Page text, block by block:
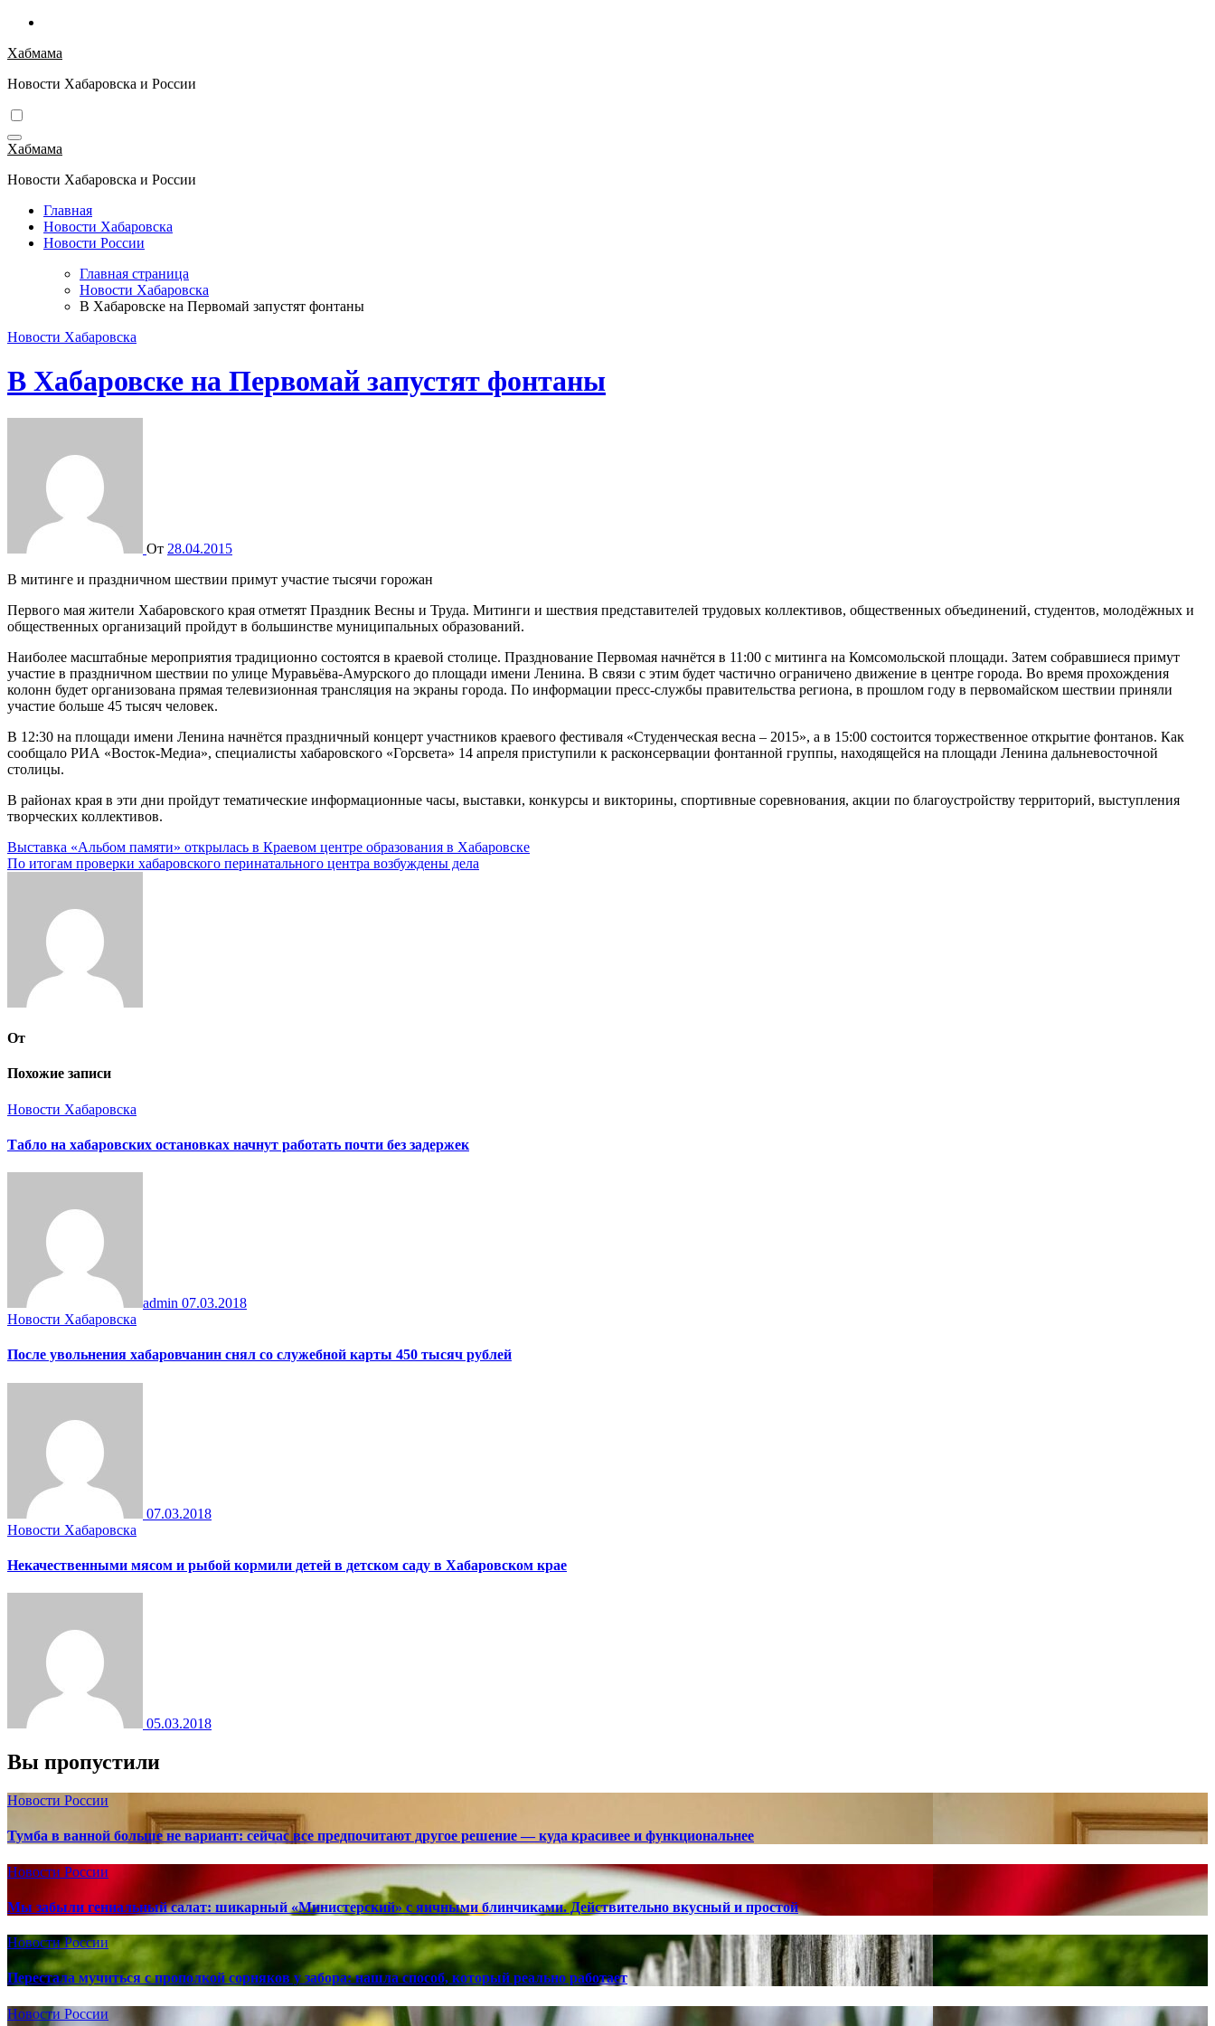
Перейти
содержимому
Хабмама
Новости Хабаровска и России
Хабмама
Новости Хабаровска и России
Главная
Новости Хабаровска
Новости России
Главная страница
Новости Хабаровска
В Хабаровске на Первомай запустят фонтаны
Новости Хабаровска
В Хабаровске на Первомай запустят фонтаны
От 28.04.2015
В митинге и праздничном шествии примут участие тысячи горожан
Первого мая жители Хабаровского края отметят Праздник Весны и Труда. Митинги и шествия представителей трудовых коллективов, общественных объединений, студентов, молодёжных и
общественных организаций пройдут в большинстве муниципальных образований.
Наиболее масштабные мероприятия традиционно состоятся в краевой столице. Празднование Первомая начнётся в 11:00 с митинга на Комсомольской площади. Затем собравшиеся примут
участие в праздничном шествии по улице Муравьёва-Амурского до площади имени Ленина. В связи с этим будет частично ограничено движение в центре города. Во время прохождения
колонн будет организована прямая телевизионная трансляция на экраны города. По информации пресс-службы правительства региона, в прошлом году в первомайском шествии приняли
участие больше 45 тысяч человек.
В 12:30 на площади имени Ленина начнётся праздничный концерт участников краевого фестиваля «Студенческая весна – 2015», а в 15:00 состоится торжественное открытие фонтанов. Как
сообщало РИА «Восток-Медиа», специалисты хабаровского «Горсвета» 14 апреля приступили к расконсервации фонтанной группы, находящейся на площади Ленина дальневосточной
столицы.
В районах края в эти дни пройдут тематические информационные часы, выставки, конкурсы и викторины, спортивные соревнования, акции по благоустройству территорий, выступления
творческих коллективов.
Навигация
по
Выставка «Альбом памяти» открылась в Краевом центре образования в Хабаровске
По итогам проверки хабаровского перинатального центра возбуждены дела
От
Похожие записи
Новости Хабаровска
Табло на хабаровских остановках начнут работать почти без задержек
admin 07.03.2018
Новости Хабаровска
После увольнения хабаровчанин снял со служебной карты 450 тысяч рублей
07.03.2018
Новости Хабаровска
Некачественными мясом и рыбой кормили детей в детском саду в Хабаровском крае
05.03.2018
Вы пропустили
Новости России
Тумба в ванной больше не вариант: сейчас все предпочитают другое решение — куда красивее и функциональнее
Новости России
Мы забыли гениальный салат: шикарный «Министерский» с яичными блинчиками. Действительно вкусный и простой
Новости России
Перестала мучиться с прополкой сорняков у забора: нашла способ, который реально работает
Новости России